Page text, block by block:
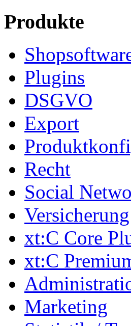
Produkte
Plugins
DSGVO
Export
Recht
Social
Versicherung
xt:C Core
xt:C
Marketing